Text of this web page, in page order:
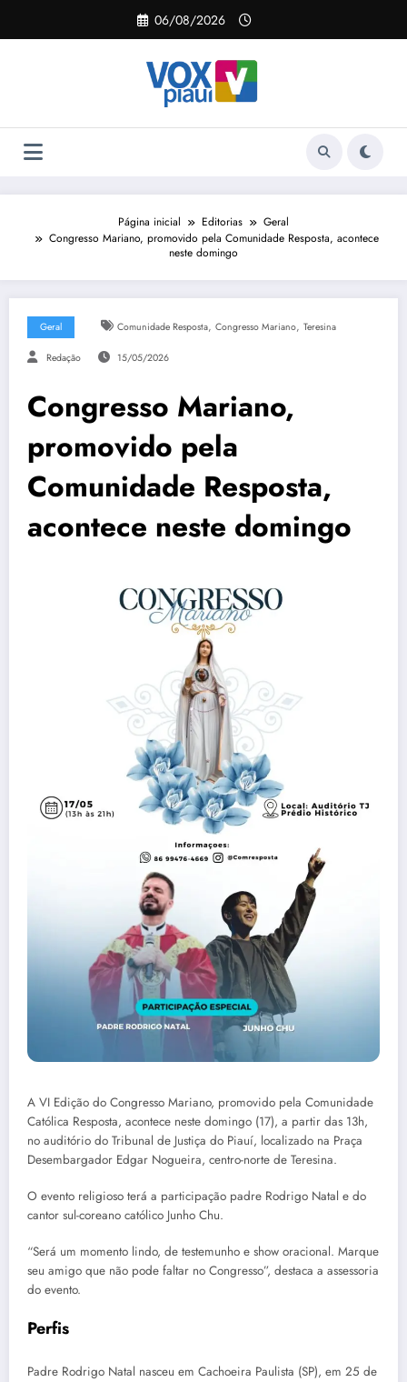
o
06/08/2026
Página inicial Editorias
Geral
Congresso Mariano, promovido pela Comunidade Resposta, acontece
neste domingo
Geral Comunidade Resposta, Congresso Mariano, Teresina
Redação 15/05/2026
Congresso Mariano,
promovido pela
Comunidade Resposta,
acontece neste domingo
A VI Edição do Congresso Mariano, promovido pela Comunidade
Católica Resposta, acontece neste domingo (17), a partir das 13h,
no auditório do Tribunal de Justiça do Piauí, localizado na Praça
Desembargador Edgar Nogueira, centro-norte de Teresina.
O evento religioso terá a participação padre Rodrigo Natal e do
cantor sul-coreano católico Junho Chu.
“Será um momento lindo, de testemunho e show oracional. Marque
seu amigo que não pode faltar no Congresso”, destaca a assessoria
do evento.
Perfis
Padre Rodrigo Natal nasceu em Cachoeira Paulista (SP), em 25 de